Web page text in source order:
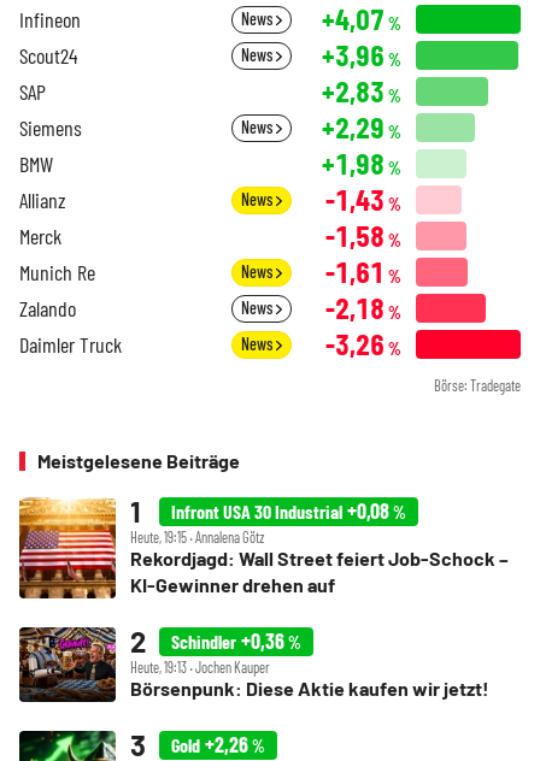
Infineon News +4,07 %
Scout24 News +3,96 %
SAP +2,83 %
Siemens News +2,29 %
BMW +1,98 %
Allianz News -1,43 %
Merck -1,58 %
Munich Re News -1,61 %
Zalando News -2,18 %
Daimler Truck News -3,26 %
Börse: Tradegate
Meistgelesene Beiträge
Infront USA 30 Industrial +0,08%
Heute, 19:15 ‧ Annalena Götz
Rekordjagd: Wall Street feiert Job-Schock –
KI-Gewinner drehen auf
Schindler +0,36%
Heute, 19:13 ‧ Jochen Kauper
Börsenpunk: Diese Aktie kaufen wir jetzt!
Gold +2,26%